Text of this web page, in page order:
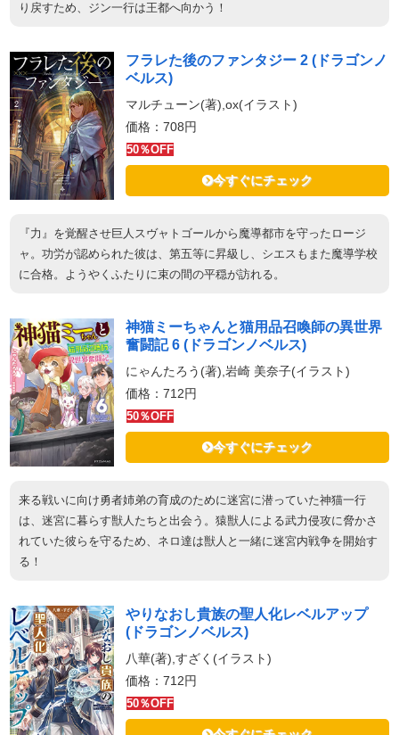
り戻すため、ジン一行は王都へ向かう！
フラレた後のファンタジー 2 (ドラゴンノ
ベルス)
マルチューン(著),ox(イラスト)
価格：708円
50％OFF
今すぐにチェック
『力』を覚醒させ巨人スヴャトゴールから魔導都市を守ったロージ
ャ。功労が認められた彼は、第五等に昇級し、シエスもまた魔導学校
に合格。ようやくふたりに束の間の平穏が訪れる。
神猫ミーちゃんと猫用品召喚師の異世界
奮闘記 6 (ドラゴンノベルス)
にゃんたろう(著),岩崎 美奈子(イラスト)
価格：712円
50％OFF
今すぐにチェック
来る戦いに向け勇者姉弟の育成のために迷宮に潜っていた神猫一行
は、迷宮に暮らす獣人たちと出会う。猿獣人による武力侵攻に脅かさ
れていた彼らを守るため、ネロ達は獣人と一緒に迷宮内戦争を開始す
る！
やりなおし貴族の聖人化レベルアップ
(ドラゴンノベルス)
八華(著),すざく(イラスト)
価格：712円
50％OFF